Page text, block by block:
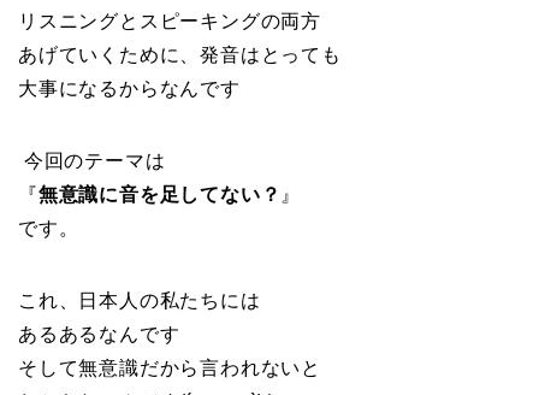
リスニングとスピーキングの両方
あげていくために、発音はとっても
大事になるからなんです
今回のテーマは
『無意識に音を足してない？ 』
です。
これ、日本人の私たちには
あるあるなんです
そして無意識だから言われないと